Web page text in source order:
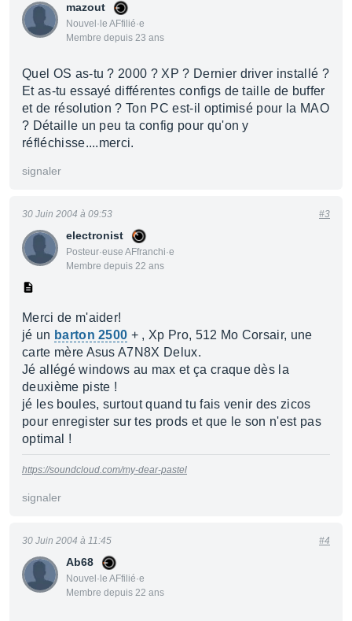
mazout
Nouvel·le AFfilié·e
Membre depuis 23 ans
Quel OS as-tu ? 2000 ? XP ? Dernier driver installé ?
Et as-tu essayé différentes configs de taille de buffer
et de résolution ? Ton PC est-il optimisé pour la MAO
? Détaille un peu ta config pour qu'on y
réfléchisse....merci.
signaler
electronist
Posteur·euse AFfranchi·e
Membre depuis 22 ans
30 Juin 2004 à 09:53 #3
Merci de m'aider!
jé un barton 2500 + , Xp Pro, 512 Mo Corsair, une
carte mère Asus A7N8X Delux.
Jé allégé windows au max et ça craque dès la
deuxième piste !
jé les boules, surtout quand tu fais venir des zicos
pour enregister sur tes prods et que le son n'est pas
optimal !
https://soundcloud.com/my-dear-pastel
signaler
Ab68
Nouvel·le AFfilié·e
Membre depuis 22 ans
30 Juin 2004 à 11:45 #4